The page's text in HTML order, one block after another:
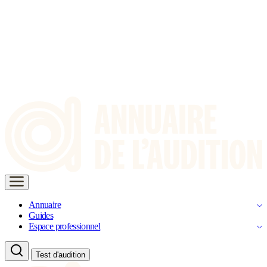
Annuaire
Guides
Espace professionnel
Test d'audition